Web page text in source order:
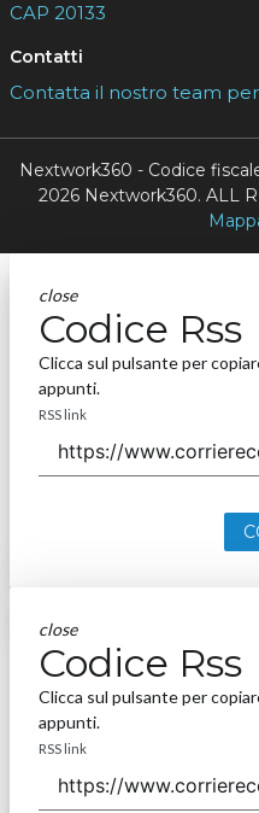
CAP 20133
Contatti
Contatta il nostro team
Nextwork360 - Codice
2026 Nextwork360. ALL
close
Codice Rss
Clicca sul pulsante per
appunti.
RSS link
close
Codice Rss
Clicca sul pulsante per
appunti.
RSS link